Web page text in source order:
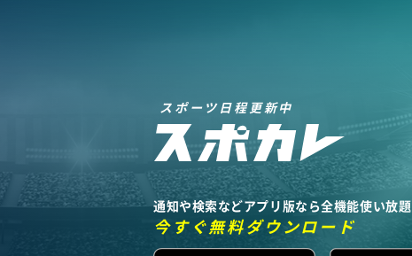
スポーツ日程更新中
通知や検索などアプリ版なら全機能使い放題
今すぐ無料ダウンロード